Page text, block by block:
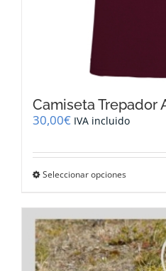
Camiseta Trepador
30,00€ IVA incluido
Seleccionar opciones
Las